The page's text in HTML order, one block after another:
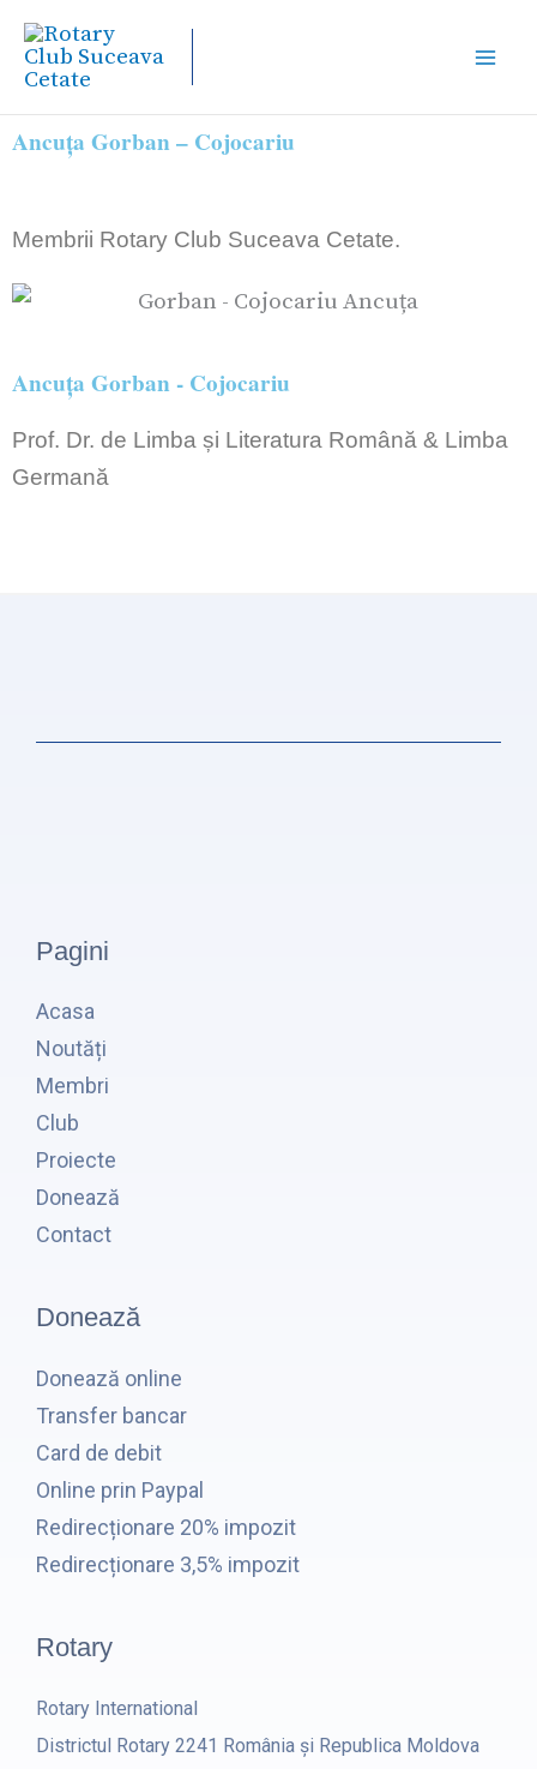
Skip
content
Ancuța Gorban – Cojocariu
Membrii Rotary Club Suceava Cetate.
Ancuța Gorban - Cojocariu
Prof. Dr. de Limba și Literatura Română & Limba
Germană
Pagini
Acasa
Noutăți
Membri
Club
Proiecte
Donează
Contact
Donează
Donează online
Transfer bancar
Card de debit
Online prin Paypal
Redirecționare 20% impozit
Redirecționare 3,5% impozit
Rotary
Rotary International
Districtul Rotary 2241 România și Republica Moldova